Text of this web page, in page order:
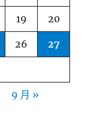
19 20
26 27
9 月 »